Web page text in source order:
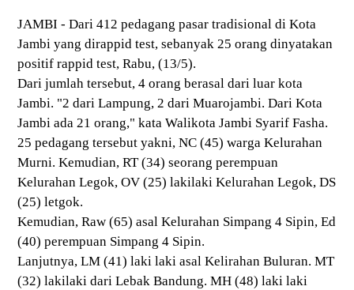
JAMBI - Dari 412 pedagang pasar tradisional di Kota
Jambi yang dirappid test, sebanyak 25 orang dinyatakan
positif rappid test, Rabu, (13/5).
Dari jumlah tersebut, 4 orang berasal dari luar kota
Jambi. "2 dari Lampung, 2 dari Muarojambi. Dari Kota
Jambi ada 21 orang," kata Walikota Jambi Syarif Fasha.
25 pedagang tersebut yakni, NC (45) warga Kelurahan
Murni. Kemudian, RT (34) seorang perempuan
Kelurahan Legok, OV (25) lakilaki Kelurahan Legok, DS
(25) letgok.
Kemudian, Raw (65) asal Kelurahan Simpang 4 Sipin, Ed
(40) perempuan Simpang 4 Sipin.
Lanjutnya, LM (41) laki laki asal Kelirahan Buluran. MT
(32) lakilaki dari Lebak Bandung. MH (48) laki laki